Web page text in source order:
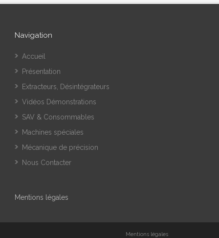
Navigation
Accueil
Présentation
Extracteurs, Désintégrateurs
Vidéos Démonstrations
SAV & Consommables
Machines spéciales
Mécanique de précision
Nous Contacter
Mentions légales
Mentions légales